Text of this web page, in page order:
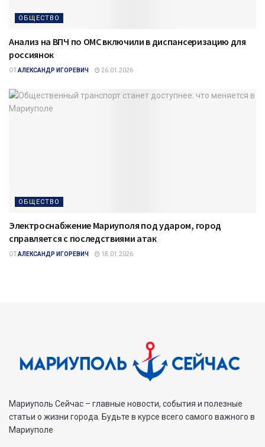
ОБЩЕСТВО
Анализ на ВПЧ по ОМС включили в диспансеризацию для
россиянок
ОТ АЛЕКСАНДР ИГОРЕВИЧ 26.01.2026
ОБЩЕСТВО
Электроснабжение Мариуполя под ударом, город
справляется с последствиями атак
ОТ АЛЕКСАНДР ИГОРЕВИЧ 18.01.2026
Мариуполь Сейчас – главные новости, события и полезные
статьи о жизни города. Будьте в курсе всего самого важного в
Мариуполе